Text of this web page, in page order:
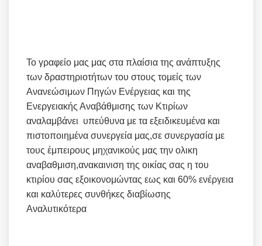
Το γραφείο μας μας στα πλαίσια της ανάπτυξης
των δραστηριοτήτων του στους τομείς των
Ανανεώσιμων Πηγών Ενέργειας και της
Ενεργειακής Αναβάθμισης των Κτιρίων
αναλαμβάνει υπεύθυνα με τα εξειδικευμένα και
πιστοποιημένα συνεργεία μας,σε συνεργασία με
τους έμπειρους μηχανικούς μας την ολικη
αναβαθμιση,ανακαινιση της οικίας σας η του
κτιρίου σας εξοικονομώντας εως και 60% ενέργεια
και καλύτερες συνθήκες διαβίωσης
Αναλυτικότερα